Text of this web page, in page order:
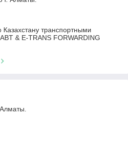
Казахстану транспортными
& E-TRANS FORWARDING